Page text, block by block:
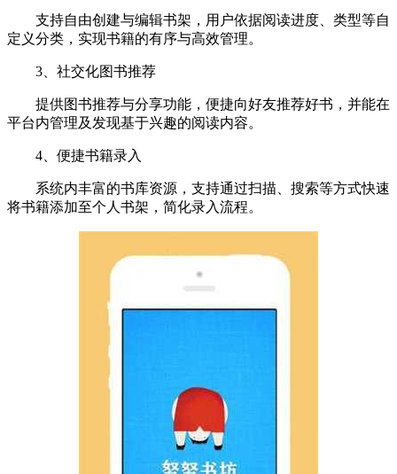
支持自由创建与编辑书架，用户依据阅读进度、类型等自
定义分类，实现书籍的有序与高效管理。
3、社交化图书推荐
提供图书推荐与分享功能，便捷向好友推荐好书，并能在
平台内管理及发现基于兴趣的阅读内容。
4、便捷书籍录入
系统内丰富的书库资源，支持通过扫描、搜索等方式快速
将书籍添加至个人书架，简化录入流程。